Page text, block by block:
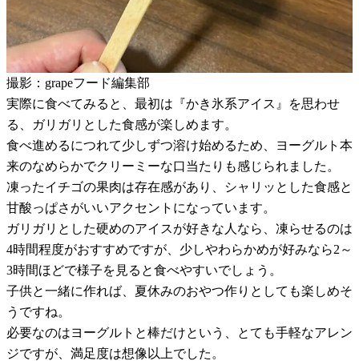
撮影：grapeフード編集部
実際に食べてみると、最初は『かき氷系アイス』を思わせ
る、ガリガリとした食感が楽しめます。
食べ進めるにつれて少しずつ溶け始めるため、ヨーグルト本
来のなめらかでクリーミーな口当たりも感じられました。
凍ったイチゴの果肉は存在感があり、シャリッとした食感と
甘酸っぱさがいいアクセントになっています。
ガリガリとした硬めのアイスが好きな人なら、凍らせるのは
4時間程度がおすすめですが、少しやわらかめが好みなら2～
3時間ほどで様子を見ると食べやすいでしょう。
子供と一緒に作れば、夏休みのおやつ作りとしても楽しめそ
うですね。
必要なのはヨーグルトと棒だけという、とても手軽なアレン
ジですが、満足度は想像以上でした。